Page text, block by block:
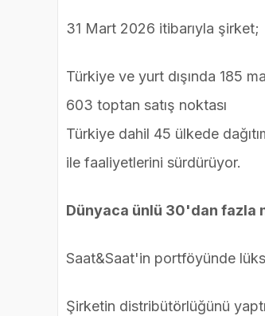
31 Mart 2026 itibarıyla şirket;
Türkiye ve yurt dışında 185
603 toptan satış noktası
Türkiye dahil 45 ülkede
ile faaliyetlerini sürdürüyor.
Dünyaca ünlü 30'dan fazla
Saat&Saat'in portföyünde
Şirketin distribütörlüğünü